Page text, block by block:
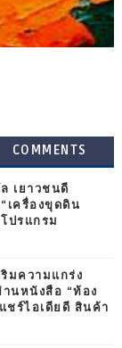
COMMENTS
เยาวชนดี
เครื่องขุดดิน
ปรแกรม
มความแกร่ง
านหนังสือ “ท้อง
ชร์ไอเดียดี สินค้า